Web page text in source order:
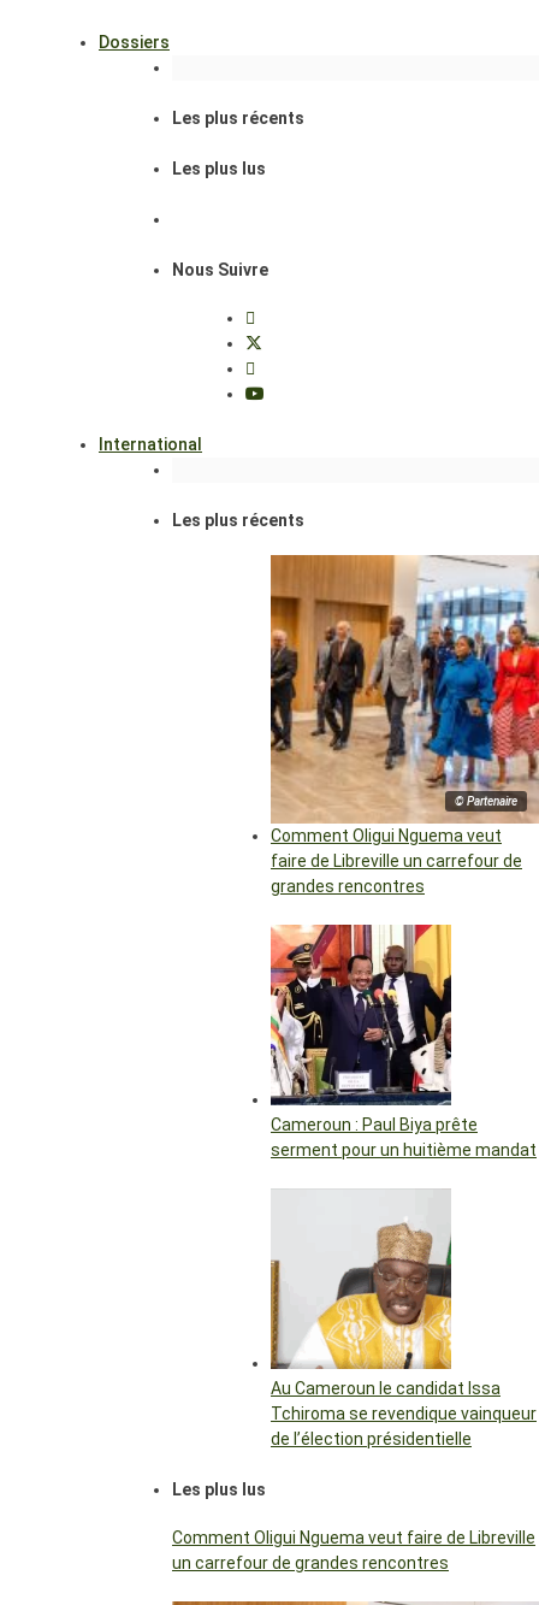
Dossiers
Les plus récents
Les plus lus
Nous Suivre
International
Les plus récents
© Partenaire
Comment Oligui Nguema veut
faire de Libreville un carrefour de
grandes rencontres
Cameroun : Paul Biya prête
serment pour un huitième mandat
Au Cameroun le candidat Issa
Tchiroma se revendique vainqueur
de l’élection présidentielle
Les plus lus
Comment Oligui Nguema veut faire de Libreville
un carrefour de grandes rencontres